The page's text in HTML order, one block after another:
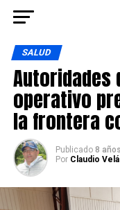
SALUD
Autoridades
operativo
la frontera
Publicado 8
Por Claudio